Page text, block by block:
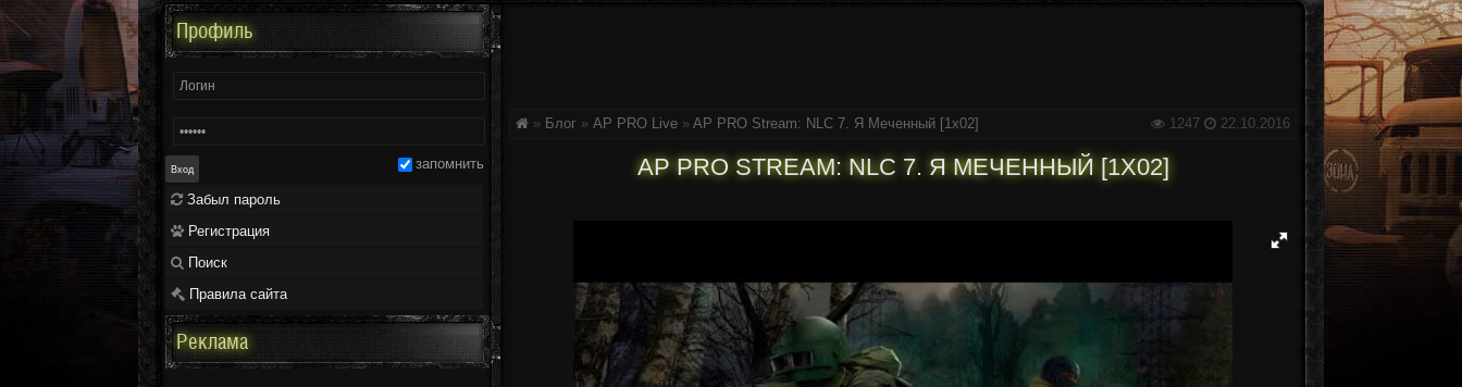
1247 22.10.2016
» Блог » AP PRO Live » AP PRO Stream: NLC 7. Я Меченный [1x02]
AP PRO STREAM: NLC 7. Я МЕЧЕННЫЙ [1X02]
Профиль
запомнить
Забыл пароль
Регистрация
Поиск
Правила сайта
Реклама